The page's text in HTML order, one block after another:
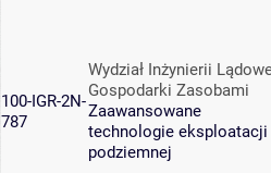
100-IGR-2N-
787
Wydział Inżynierii
Gospodarki Zasobami
Zaawansowane
technologie eksploatacji
podziemnej